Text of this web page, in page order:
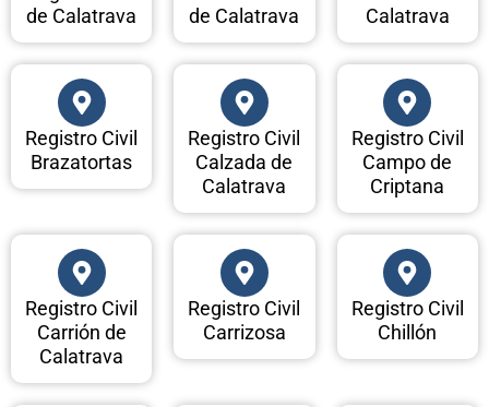
de Calatrava
de Calatrava
Calatrava
Registro Civil
Brazatortas
Registro Civil
Calzada de
Calatrava
Registro Civil
Campo de
Criptana
Registro Civil
Carrión de
Calatrava
Registro Civil
Carrizosa
Registro Civil
Chillón